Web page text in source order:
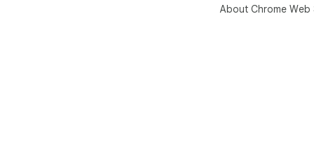
About Chrome Web